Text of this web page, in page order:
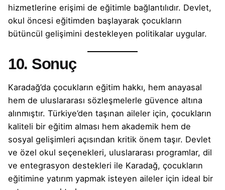
hizmetlerine erişimi de eğitimle bağlantılıdır. Devlet,
okul öncesi eğitimden başlayarak çocukların
bütüncül gelişimini destekleyen politikalar uygular.
10. Sonuç
Karadağ’da çocukların eğitim hakkı, hem anayasal
hem de uluslararası sözleşmelerle güvence altına
alınmıştır. Türkiye’den taşınan aileler için, çocukların
kaliteli bir eğitim alması hem akademik hem de
sosyal gelişimleri açısından kritik önem taşır. Devlet
ve özel okul seçenekleri, uluslararası programlar, dil
ve entegrasyon destekleri ile Karadağ, çocukların
eğitimine yatırım yapmak isteyen aileler için ideal bir